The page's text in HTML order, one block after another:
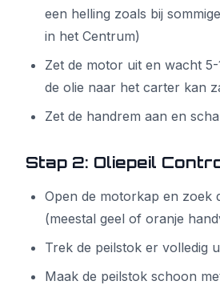
een helling zoals bij
in het Centrum)
Zet de motor uit en wacht
de olie naar het carter kan
Zet de handrem aan en
Stap 2: Oliepeil
Open de motorkap en zoek
(meestal geel of oranje
Trek de peilstok er volledig
Maak de peilstok schoon